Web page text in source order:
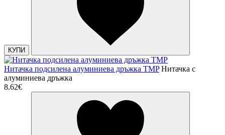
КУПИ
Нитачка подсилена алуминиева дръжка TMP Нитачка с
алуминиева дръжка
8.62€